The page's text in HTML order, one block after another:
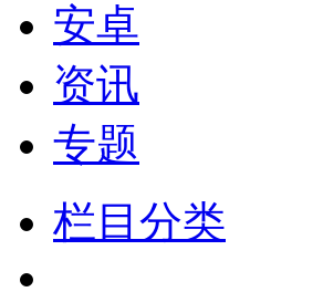
安卓
资讯
专题
栏目分类